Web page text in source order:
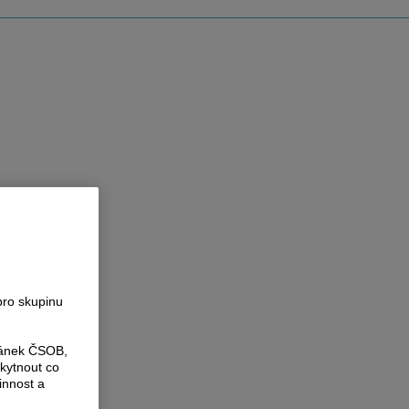
skupinu
ČSOB,
co
a